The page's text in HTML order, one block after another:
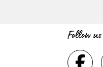
Follow